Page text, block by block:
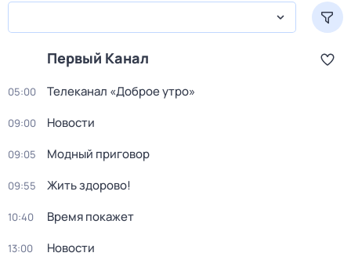
Первый Канал
05:00 Телеканал «Доброе утро»
09:00 Новости
09:05 Модный приговор
09:55 Жить здорово!
10:40 Время покажет
13:00 Новости